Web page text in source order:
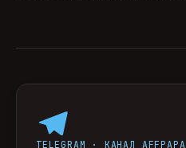
TELEGRAM · КАНАЛ AFFPAPA